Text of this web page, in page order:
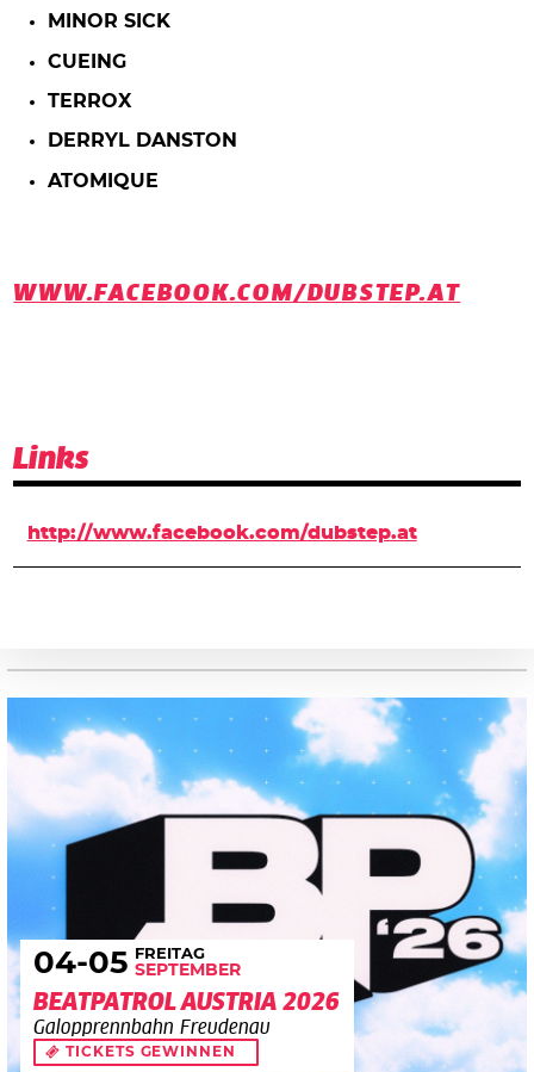
MINOR SICK
CUEING
TERROX
DERRYL DANSTON
ATOMIQUE
WWW.FACEBOOK.COM/DUBSTEP.AT
Links
http://www.facebook.com/dubstep.at
04-05 FREITAG
SEPTEMBER
BEATPATROL AUSTRIA 2026
Galopprennbahn Freudenau
TICKETS GEWINNEN